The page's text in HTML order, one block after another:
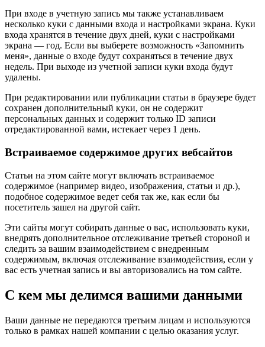
При входе в учетную запись мы также устанавливаем
несколько куки с данными входа и настройками экрана. Куки
входа хранятся в течение двух дней, куки с настройками
экрана — год. Если вы выберете возможность «Запомнить
меня», данные о входе будут сохраняться в течение двух
недель. При выходе из учетной записи куки входа будут
удалены.
При редактировании или публикации статьи в браузере будет
сохранен дополнительный куки, он не содержит
персональных данных и содержит только ID записи
отредактированной вами, истекает через 1 день.
Встраиваемое содержимое других вебсайтов
Статьи на этом сайте могут включать встраиваемое
содержимое (например видео, изображения, статьи и др.),
подобное содержимое ведет себя так же, как если бы
посетитель зашел на другой сайт.
Эти сайты могут собирать данные о вас, использовать куки,
внедрять дополнительное отслеживание третьей стороной и
следить за вашим взаимодействием с внедренным
содержимым, включая отслеживание взаимодействия, если у
вас есть учетная запись и вы авторизовались на том сайте.
С кем мы делимся вашими данными
Ваши данные не передаются третьим лицам и используются
только в рамках нашей компании с целью оказания услуг.